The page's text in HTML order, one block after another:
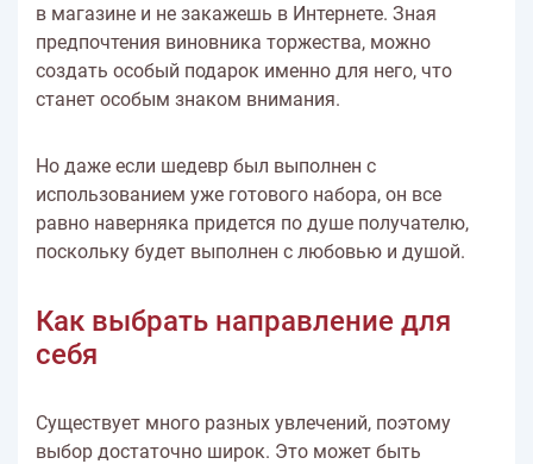
в магазине и не закажешь в Интернете. Зная
предпочтения виновника торжества, можно
создать особый подарок именно для него, что
станет особым знаком внимания.
Но даже если шедевр был выполнен с
использованием уже готового набора, он все
равно наверняка придется по душе получателю,
поскольку будет выполнен с любовью и душой.
Как выбрать направление для
себя
Существует много разных увлечений, поэтому
выбор достаточно широк. Это может быть